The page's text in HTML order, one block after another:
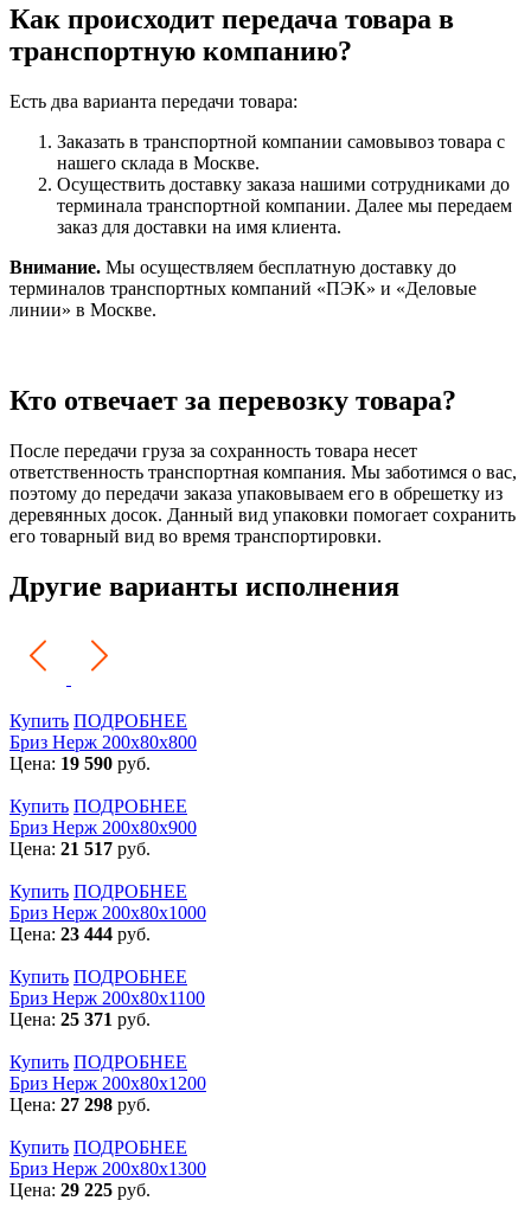
Как происходит передача товара в
транспортную компанию?
Есть два варианта передачи товара:
Заказать в транспортной компании самовывоз товара с
нашего склада в Москве.
Осуществить доставку заказа нашими сотрудниками до
терминала транспортной компании. Далее мы передаем
заказ для доставки на имя клиента.
Внимание. Мы осуществляем бесплатную доставку до
терминалов транспортных компаний «ПЭК» и «Деловые
линии» в Москве.
Кто отвечает за перевозку товара?
После передачи груза за сохранность товара несет
ответственность транспортная компания. Мы заботимся о вас,
поэтому до передачи заказа упаковываем его в обрешетку из
деревянных досок. Данный вид упаковки помогает сохранить
его товарный вид во время транспортировки.
Другие варианты исполнения
Купить ПОДРОБНЕЕ
Бриз Нерж 200х80х800
Цена: 19 590 руб.
Купить ПОДРОБНЕЕ
Бриз Нерж 200х80х900
Цена: 21 517 руб.
Купить ПОДРОБНЕЕ
Бриз Нерж 200х80х1000
Цена: 23 444 руб.
Купить ПОДРОБНЕЕ
Бриз Нерж 200х80х1100
Цена: 25 371 руб.
Купить ПОДРОБНЕЕ
Бриз Нерж 200х80х1200
Цена: 27 298 руб.
Купить ПОДРОБНЕЕ
Бриз Нерж 200х80х1300
Цена: 29 225 руб.